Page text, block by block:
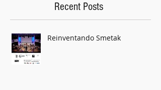
Recent Posts
Reinventando Smetak